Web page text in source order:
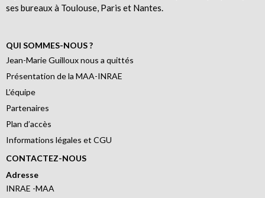
ses bureaux à Toulouse, Paris et Nantes.
QUI SOMMES-NOUS ?
Jean-Marie Guilloux nous a quittés
Présentation de la MAA-INRAE
L’équipe
Partenaires
Plan d’accès
Informations légales et CGU
CONTACTEZ-NOUS
Adresse
INRAE -MAA